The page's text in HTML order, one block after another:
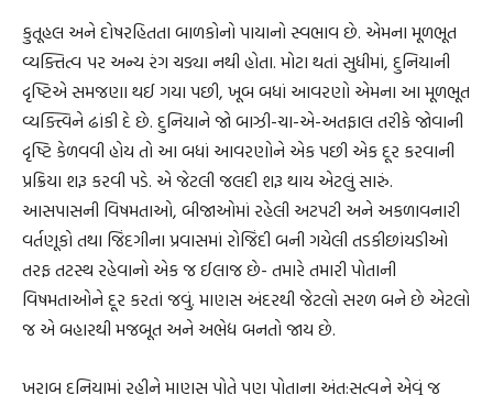
કુતૂહલ અને દોષરહિતતા બાળકોનો પાયાનો સ્વભાવ છે. એમના મૂળભૂત
વ્યક્તિત્વ પર અન્ય રંગ ચડ્યા નથી હોતા. મોટા થતાં સુધીમાં, દુનિયાની
દૃષ્ટિએ સમજણા થઈ ગયા પછી, ખૂબ બધાં આવરણો એમના આ મૂળભૂત
વ્યક્ત્વિને ઢાંકી દે છે. દુનિયાને જો બાઝી-ચા-એ-અતફાલ તરીકે જોવાની
દૃષ્ટિ કેળવવી હોય તો આ બધાં આવરણોને એક પછી એક દૂર કરવાની
પ્રક્રિયા શરૂ કરવી પડે. એ જેટલી જલદી શરૂ થાય એટલું સારું.
આસપાસની વિષમતાઓ, બીજાઓમાં રહેલી અટપટી અને અકળાવનારી
વર્તણૂકો તથા જિંદગીના પ્રવાસમાં રોજિંદી બની ગયેલી તડકીછાંયડીઓ
તરફ તટસ્થ રહેવાનો એક જ ઈલાજ છે- તમારે તમારી પોતાની
વિષમતાઓને દૂર કરતાં જવું. માણસ અંદરથી જેટલો સરળ બને છે એટલો
જ એ બહારથી મજબૂત અને અભેદ્ય બનતો જાય છે.
ખરાબ દુનિયામાં રહીને માણસ પોતે પણ પોતાના અંત:સત્વને એવું જ